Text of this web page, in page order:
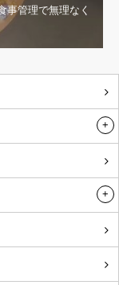
事管理で無理なく